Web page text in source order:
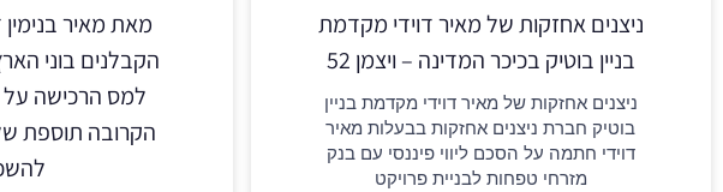
ניצנים אחזקות של מאיר דוידי מקדמת
בניין בוטיק בכיכר המדינה – ויצמן 52
ניצנים אחזקות של מאיר דוידי מקדמת בניין
בוטיק חברת ניצנים אחזקות בבעלות מאיר
דוידי חתמה על הסכם ליווי פיננסי עם בנק
מזרחי טפחות לבניית פרויקט
מאת מאיר
הקבלנים בוני
למס הרכישה על